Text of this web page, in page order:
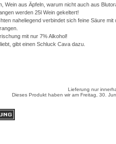
Wein aus Äpfeln, warum nicht auch aus
werden 25l Wein gekeltert!
naheliegend verbindet sich feine Säure mit
mit nur 7% Alkohol!
gibt einen Schluck Cava dazu.
Lieferung nur
Dieses Produkt haben wir am Freitag, 30.